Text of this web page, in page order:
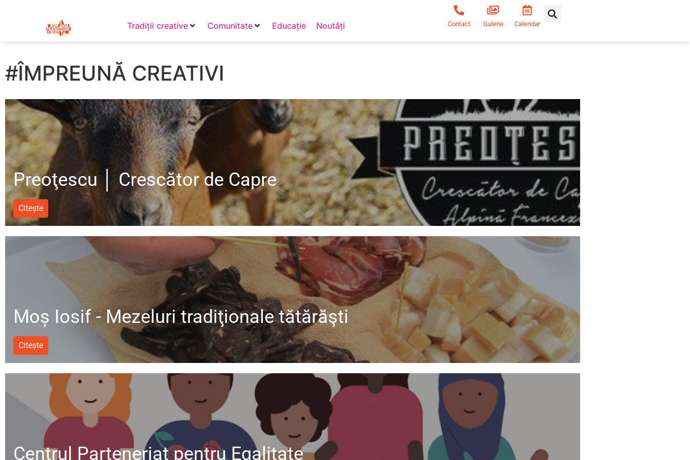
Tradiții creative Comunitate Educație Noutăți Contact Galerie Calendar
#ÎMPREUNĂ CREATIVI
Preoţescu │ Crescător de Capre
Citește
Moș Iosif - Mezeluri tradiţionale tătărăşti
Citește
Centrul Parteneriat pentru Egalitate